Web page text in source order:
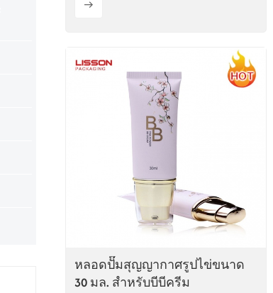
หลอดปั๊มสุญญากาศรูปไข่ขนาด
30 มล. สำหรับบีบีครีม